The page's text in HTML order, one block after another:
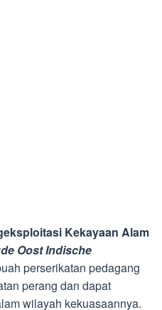
Kekayaan Alam
Oost Indische
perserikatan pedagang
perang dan dapat
wilayah kekuasaannya.